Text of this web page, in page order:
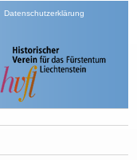
Datenschutzerklärung